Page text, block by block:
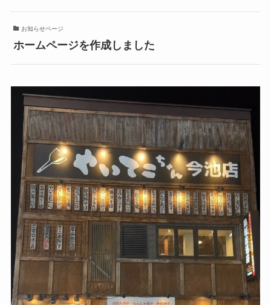
お知らせページ
ホームページを作成しました